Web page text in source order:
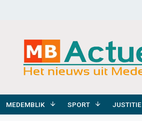
MEDEMBLIK SPORT JUSTITIE